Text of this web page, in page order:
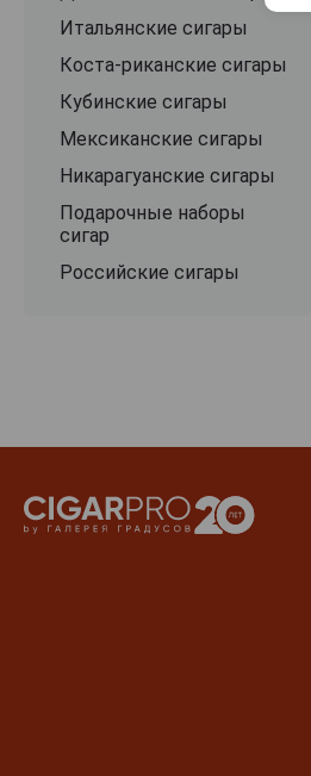
Итальянские сигары
Коста-риканские сигары
Кубинские сигары
Мексиканские сигары
Никарагуанские сигары
Подарочные наборы
сигар
Российские сигары